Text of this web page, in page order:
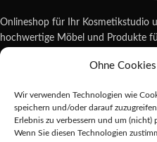
Ohne
Wir verwenden Technologien wie
speichern und/oder darauf
Erlebnis zu verbessern und um (nicht)
Wenn Sie diesen Technologien
Onlineshop für Ihr Kosmetikstudio
hochwertige Möbel und Produkte
Wildsachsener Str. 6, 65207
shop@reda-shop.de
REDA SHOP -